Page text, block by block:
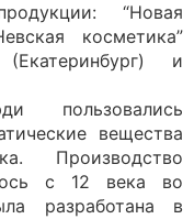
“Новая
косметика”
(Екатеринбург) и
вещества
Производство
с 12 века во
разработана в